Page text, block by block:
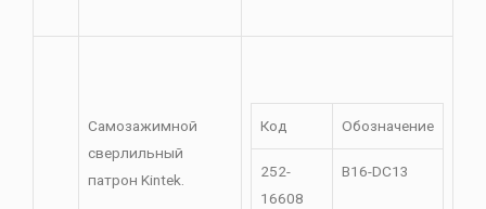
Самозажимной
сверлильный
патрон Kintek.
Код Обозначение
252-
16608
B16-DC13